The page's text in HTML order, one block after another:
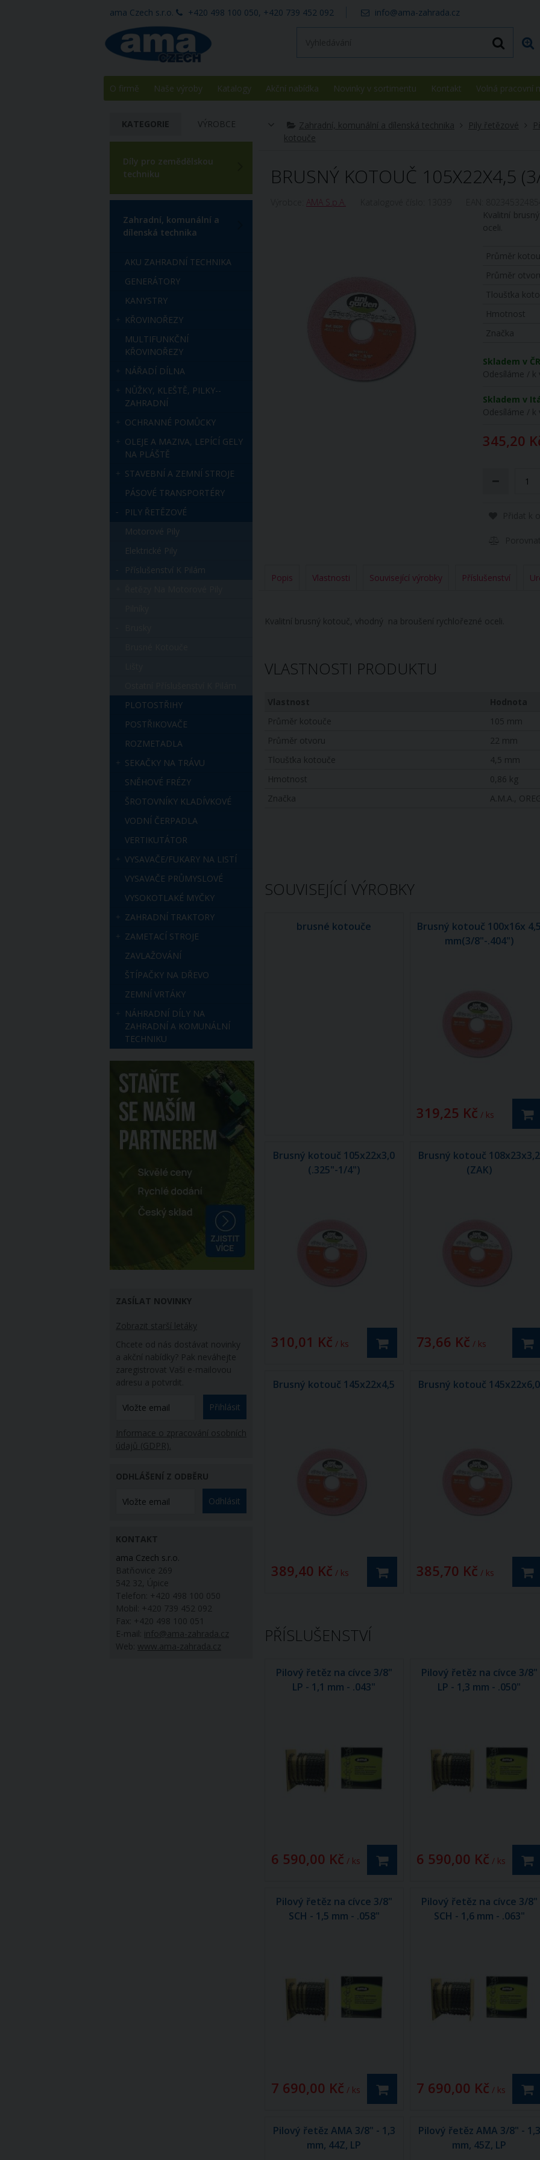
ama Czech s.r.o. +420 498 100 050, +420 739 452 092 info@ama-zahrada.cz
O firmě Naše výroby Katalogy Akční nabídka Novinky v sortimentu Kontakt Volná pracovní
Zahradní, komunální a dílenská technika Pily řetězové
kotouče
BRUSNÝ KOTOUČ 105X22X4,5
AMA S.p.A.
Kvalitní
oceli.
Průměr
Průměr
Tloušťka
Hmotnost
Značka
Skladem v ČR
Odesíláme /
Skladem v
Odesíláme /
345,20
Popis Vlastnosti Související výrobky Příslušenství
Kvalitní brusný kotouč, vhodný na broušení rychlořezné oceli.
VLASTNOSTI PRODUKTU
Průměr kotouče
105 mm
Průměr otvoru
22 mm
Tloušťka kotouče
4,5 mm
Hmotnost
0,86 kg
Značka
A.M.A.,
SOUVISEJÍCÍ VÝROBKY
brusné kotouče
Brusný kotouč 100x16x
mm(3/8"-.404")
319,25 Kč / ks
Brusný kotouč 105x22x3,0
(.325"-1/4")
310,01 Kč / ks
Brusný kotouč 108x23x3,2
(ZAK)
73,66 Kč / ks
Brusný kotouč 145x22x4,5
389,40 Kč / ks
Brusný kotouč 145x22x6,0
385,70 Kč / ks
PŘÍSLUŠENSTVÍ
Pilový řetěz na cívce 3/8"
LP - 1,1 mm - .043"
6 590,00 Kč / ks
Pilový řetěz na cívce 3/8"
LP - 1,3 mm - .050"
6 590,00 Kč / ks
Pilový řetěz na cívce 3/8"
SCH - 1,5 mm - .058"
7 690,00 Kč / ks
Pilový řetěz na cívce 3/8"
SCH - 1,6 mm - .063"
7 690,00 Kč / ks
Pilový řetěz AMA 3/8" - 1,3
mm, 44Z, LP
Pilový řetěz AMA 3/8" - 1,3
mm, 45Z, LP
KATEGORIE VÝROBCE
Díly pro zemědělskou
techniku
Zahradní, komunální a
dílenská technika
AKU ZAHRADNÍ TECHNIKA
GENERÁTORY
KANYSTRY
KŘOVINOŘEZY
MULTIFUNKČNÍ
KŘOVINOŘEZY
NÁŘADÍ DÍLNA
NŮŽKY, KLEŠTĚ, PILKY--
ZAHRADNÍ
OCHRANNÉ POMŮCKY
OLEJE A MAZIVA, LEPÍCÍ GELY
NA PLÁŠTĚ
STAVEBNÍ A ZEMNÍ STROJE
PÁSOVÉ TRANSPORTÉRY
PILY ŘETĚZOVÉ
Motorové Pily
Elektrické Pily
Příslušenství K Pilám
PLOTOSTŘIHY
POSTŘIKOVAČE
ROZMETADLA
SEKAČKY NA TRÁVU
SNĚHOVÉ FRÉZY
ŠROTOVNÍKY KLADÍVKOVÉ
VODNÍ ČERPADLA
VERTIKUTÁTOR
VYSAVAČE/FUKARY NA LISTÍ
VYSAVAČE PRŮMYSLOVÉ
VYSOKOTLAKÉ MYČKY
ZAHRADNÍ TRAKTORY
ZAMETACÍ STROJE
ZAVLAŽOVÁNÍ
ŠTÍPAČKY NA DŘEVO
ZEMNÍ VRTÁKY
NÁHRADNÍ DÍLY NA
ZAHRADNÍ A KOMUNÁLNÍ
TECHNIKU
ZASÍLAT NOVINKY
Zobrazit starší letáky
Chcete od nás dostávat novinky
a akční nabídky? Pak neváhejte
zaregistrovat Vaši e-mailovou
adresu a potvrdit.
Přihlásit
Informace o zpracování osobních
údajů (GDPR).
ODHLÁŠENÍ Z ODBĚRU
Odhlásit
KONTAKT
ama Czech s.r.o.
Batňovice 269
542 32, Úpice
Telefon: +420 498 100 050
Mobil: +420 739 452 092
Fax: +420 498 100 051
E-mail: info@ama-zahrada.cz
Web:
www.ama-zahrada.cz